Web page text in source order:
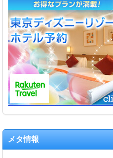
メタ情報